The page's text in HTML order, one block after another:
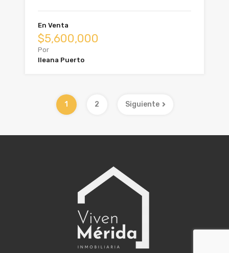
En Venta
$5,600,000
Por
Ileana Puerto
1 2 Siguiente